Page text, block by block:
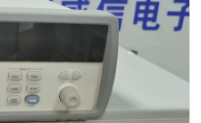
信号源
数据采集仪
数字源表